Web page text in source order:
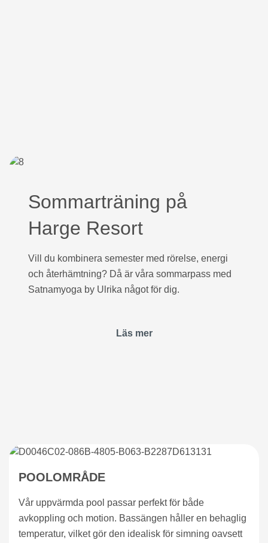
Sommarträning på
Harge Resort
Vill du kombinera semester med rörelse, energi
och återhämtning? Då är våra sommarpass med
Satnamyoga by Ulrika något för dig.
Läs mer
POOLOMRÅDE
Vår uppvärmda pool passar perfekt för både
avkoppling och motion. Bassängen håller en behaglig
temperatur, vilket gör den idealisk för simning oavsett